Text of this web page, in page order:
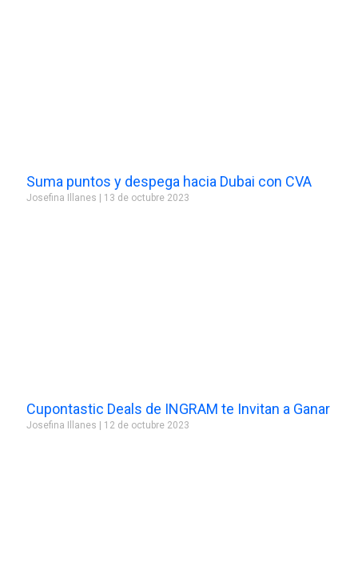
Suma puntos y despega hacia Dubai con CVA
Josefina Illanes 13 de octubre 2023
Cupontastic Deals de INGRAM te Invitan a Ganar
Josefina Illanes 12 de octubre 2023